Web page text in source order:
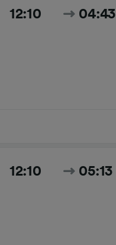
12:10 04:43
12:10 05:13